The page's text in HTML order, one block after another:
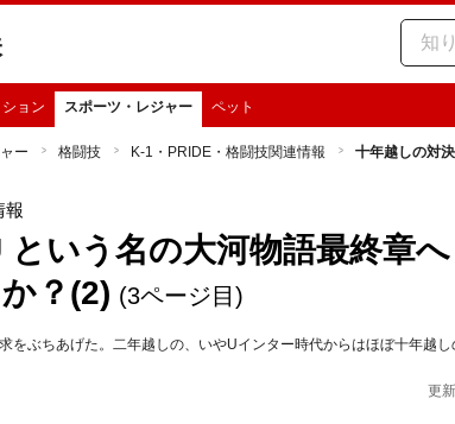
ョン スポーツ・レジャー ペット
ー 格闘技 K-1・PRIDE・格闘技関連情報 十年越しの対
報
という名の大河物語最終章
？(2) (3ページ目)
をぶちあげた。二年越しの、いやUインター時代からはほぼ十年越
更